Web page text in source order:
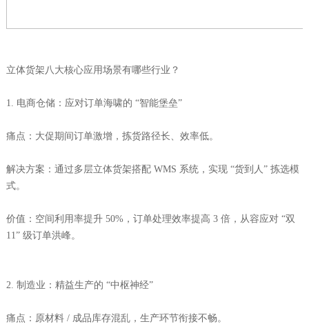
立体货架八大核心应用场景有哪些行业？
1. 电商仓储：应对订单海啸的 “智能堡垒”
痛点：大促期间订单激增，拣货路径长、效率低。
解决方案：通过多层立体货架搭配 WMS 系统，实现 “货到人” 拣选模
式。
价值：空间利用率提升 50%，订单处理效率提高 3 倍，从容应对 “双
11” 级订单洪峰。
2. 制造业：精益生产的 “中枢神经”
痛点：原材料 / 成品库存混乱，生产环节衔接不畅。